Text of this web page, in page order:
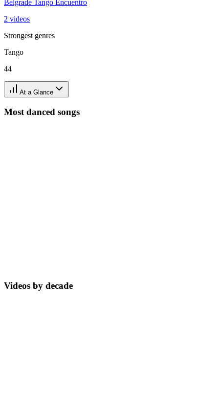
Belgrade Tango Encuentro
2 videos
Strongest genres
Tango
44
At a Glance
Most danced songs
Videos by decade